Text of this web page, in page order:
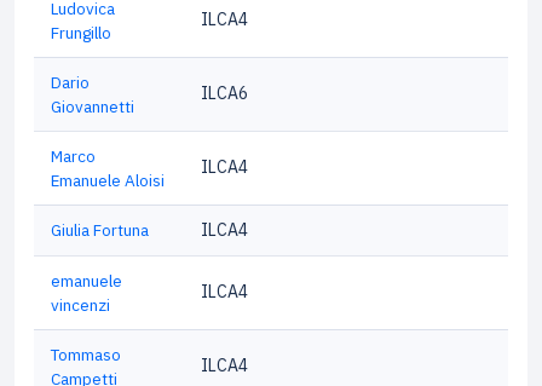
Ludovica
Frungillo
ILCA4
Dario
Giovannetti
ILCA6
Marco
Emanuele Aloisi
ILCA4
Giulia Fortuna ILCA4
emanuele
vincenzi
ILCA4
Tommaso
Campetti
ILCA4